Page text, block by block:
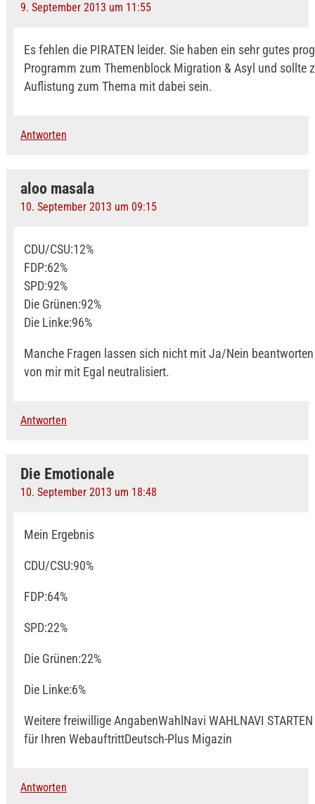
9. September 2013 um 11:55
Es fehlen die PIRATEN leider. Sie haben ein sehr gutes
Programm zum Themenblock Migration & Asyl und sollte
Auflistung zum Thema mit dabei sein.
Antworten
aloo masala
10. September 2013 um 09:15
CDU/CSU:12%
FDP:62%
SPD:92%
Die Grünen:92%
Die Linke:96%
Manche Fragen lassen sich nicht mit Ja/Nein
von mir mit Egal neutralisiert.
Antworten
Die Emotionale
10. September 2013 um 18:48
Mein Ergebnis
CDU/CSU:90%
FDP:64%
SPD:22%
Die Grünen:22%
Die Linke:6%
Weitere freiwillige AngabenWahlNavi WAHLNAVI
für Ihren WebauftrittDeutsch-Plus Migazin
Antworten